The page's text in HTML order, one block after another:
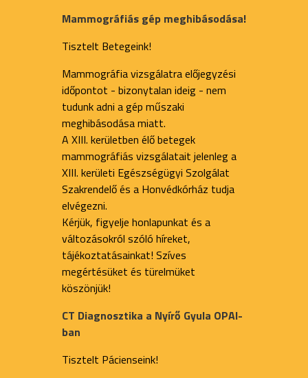
Mammográfiás gép meghibásodása!
Tisztelt Betegeink!
Mammográfia vizsgálatra előjegyzési
időpontot - bizonytalan ideig - nem
tudunk adni a gép műszaki
meghibásodása miatt.
A XIII. kerületben élő betegek
mammográfiás vizsgálatait jelenleg a
XIII. kerületi Egészségügyi Szolgálat
Szakrendelő és a Honvédkórház tudja
elvégezni.
Kérjük, figyelje honlapunkat és a
változásokról szóló híreket,
tájékoztatásainkat! Szíves
megértésüket és türelmüket
köszönjük!
CT Diagnosztika a Nyírő Gyula OPAI-
ban
Tisztelt Pácienseink!